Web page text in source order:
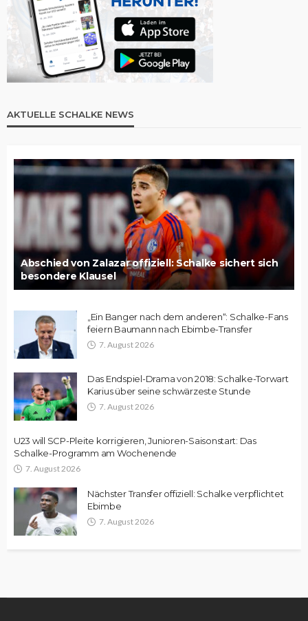
AKTUELLE SCHALKE NEWS
Abschied von Zalazar offiziell: Schalke sichert sich
besondere Klausel
„Ein Banger nach dem anderen“: Schalke-Fans
feiern Baumann nach Ebimbe-Transfer
7. August 2026
Das Endspiel-Drama von 2018: Schalke-Torwart
Karius über seine schwärzeste Stunde
7. August 2026
U23 will SCP-Pleite korrigieren, Junioren-Saisonstart: Das
Schalke-Programm am Wochenende
7. August 2026
Nächster Transfer offiziell: Schalke verpflichtet
Ebimbe
7. August 2026